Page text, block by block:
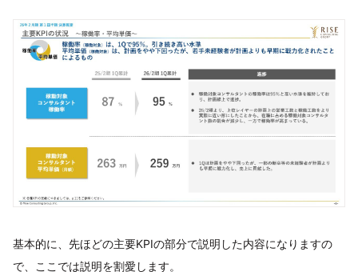
基本的に、先ほどの主要KPIの部分で説明した内容になりますの
で、ここでは説明を割愛します。